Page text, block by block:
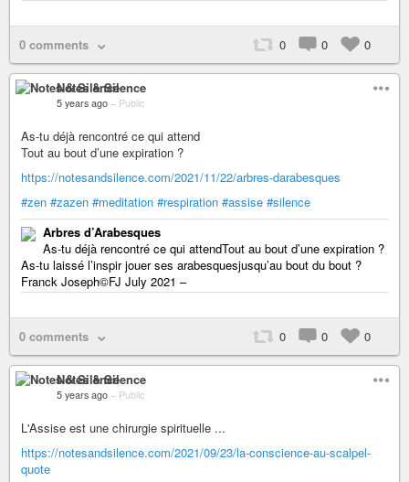
0 comments 0 0 0
Notes & Silence
5 years ago – Public
As-tu déjà rencontré ce qui attend
Tout au bout d’une expiration ?
https://notesandsilence.com/2021/11/22/arbres-darabesques
#zen #zazen #meditation #respiration #assise #silence
Arbres d’Arabesques
As-tu déjà rencontré ce qui attendTout au bout d’une expiration ?
As-tu laissé l’inspir jouer ses arabesquesjusqu’au bout du bout ?
Franck Joseph©FJ July 2021 –
0 comments 0 0 0
Notes & Silence
5 years ago – Public
L'Assise est une chirurgie spirituelle ...
https://notesandsilence.com/2021/09/23/la-conscience-au-scalpel-
quote